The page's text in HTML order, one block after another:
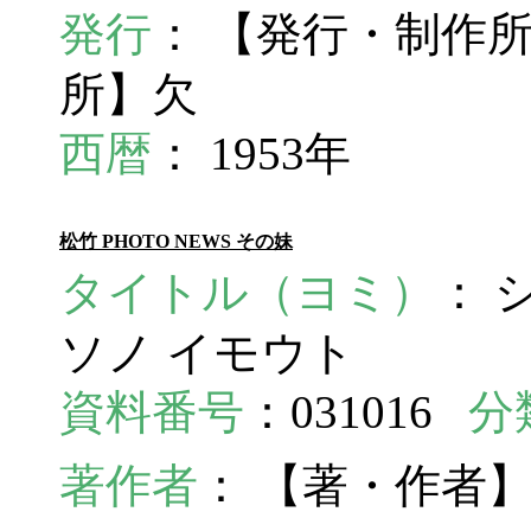
発行 ： 【発行・制作
所】欠
西暦 ： 1953年
松竹 PHOTO NEWS その妹
タイトル（ヨミ）
：
ソノ イモウト
資料番号 ：031016 分
著作者 ： 【著・作者